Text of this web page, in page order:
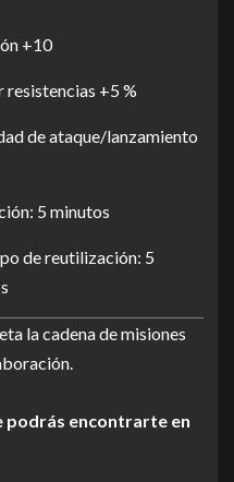
+10
resistencias +5 %
de ataque/lanzamiento
5 minutos
de reutilización: 5
la cadena de misiones
podrás encontrarte en